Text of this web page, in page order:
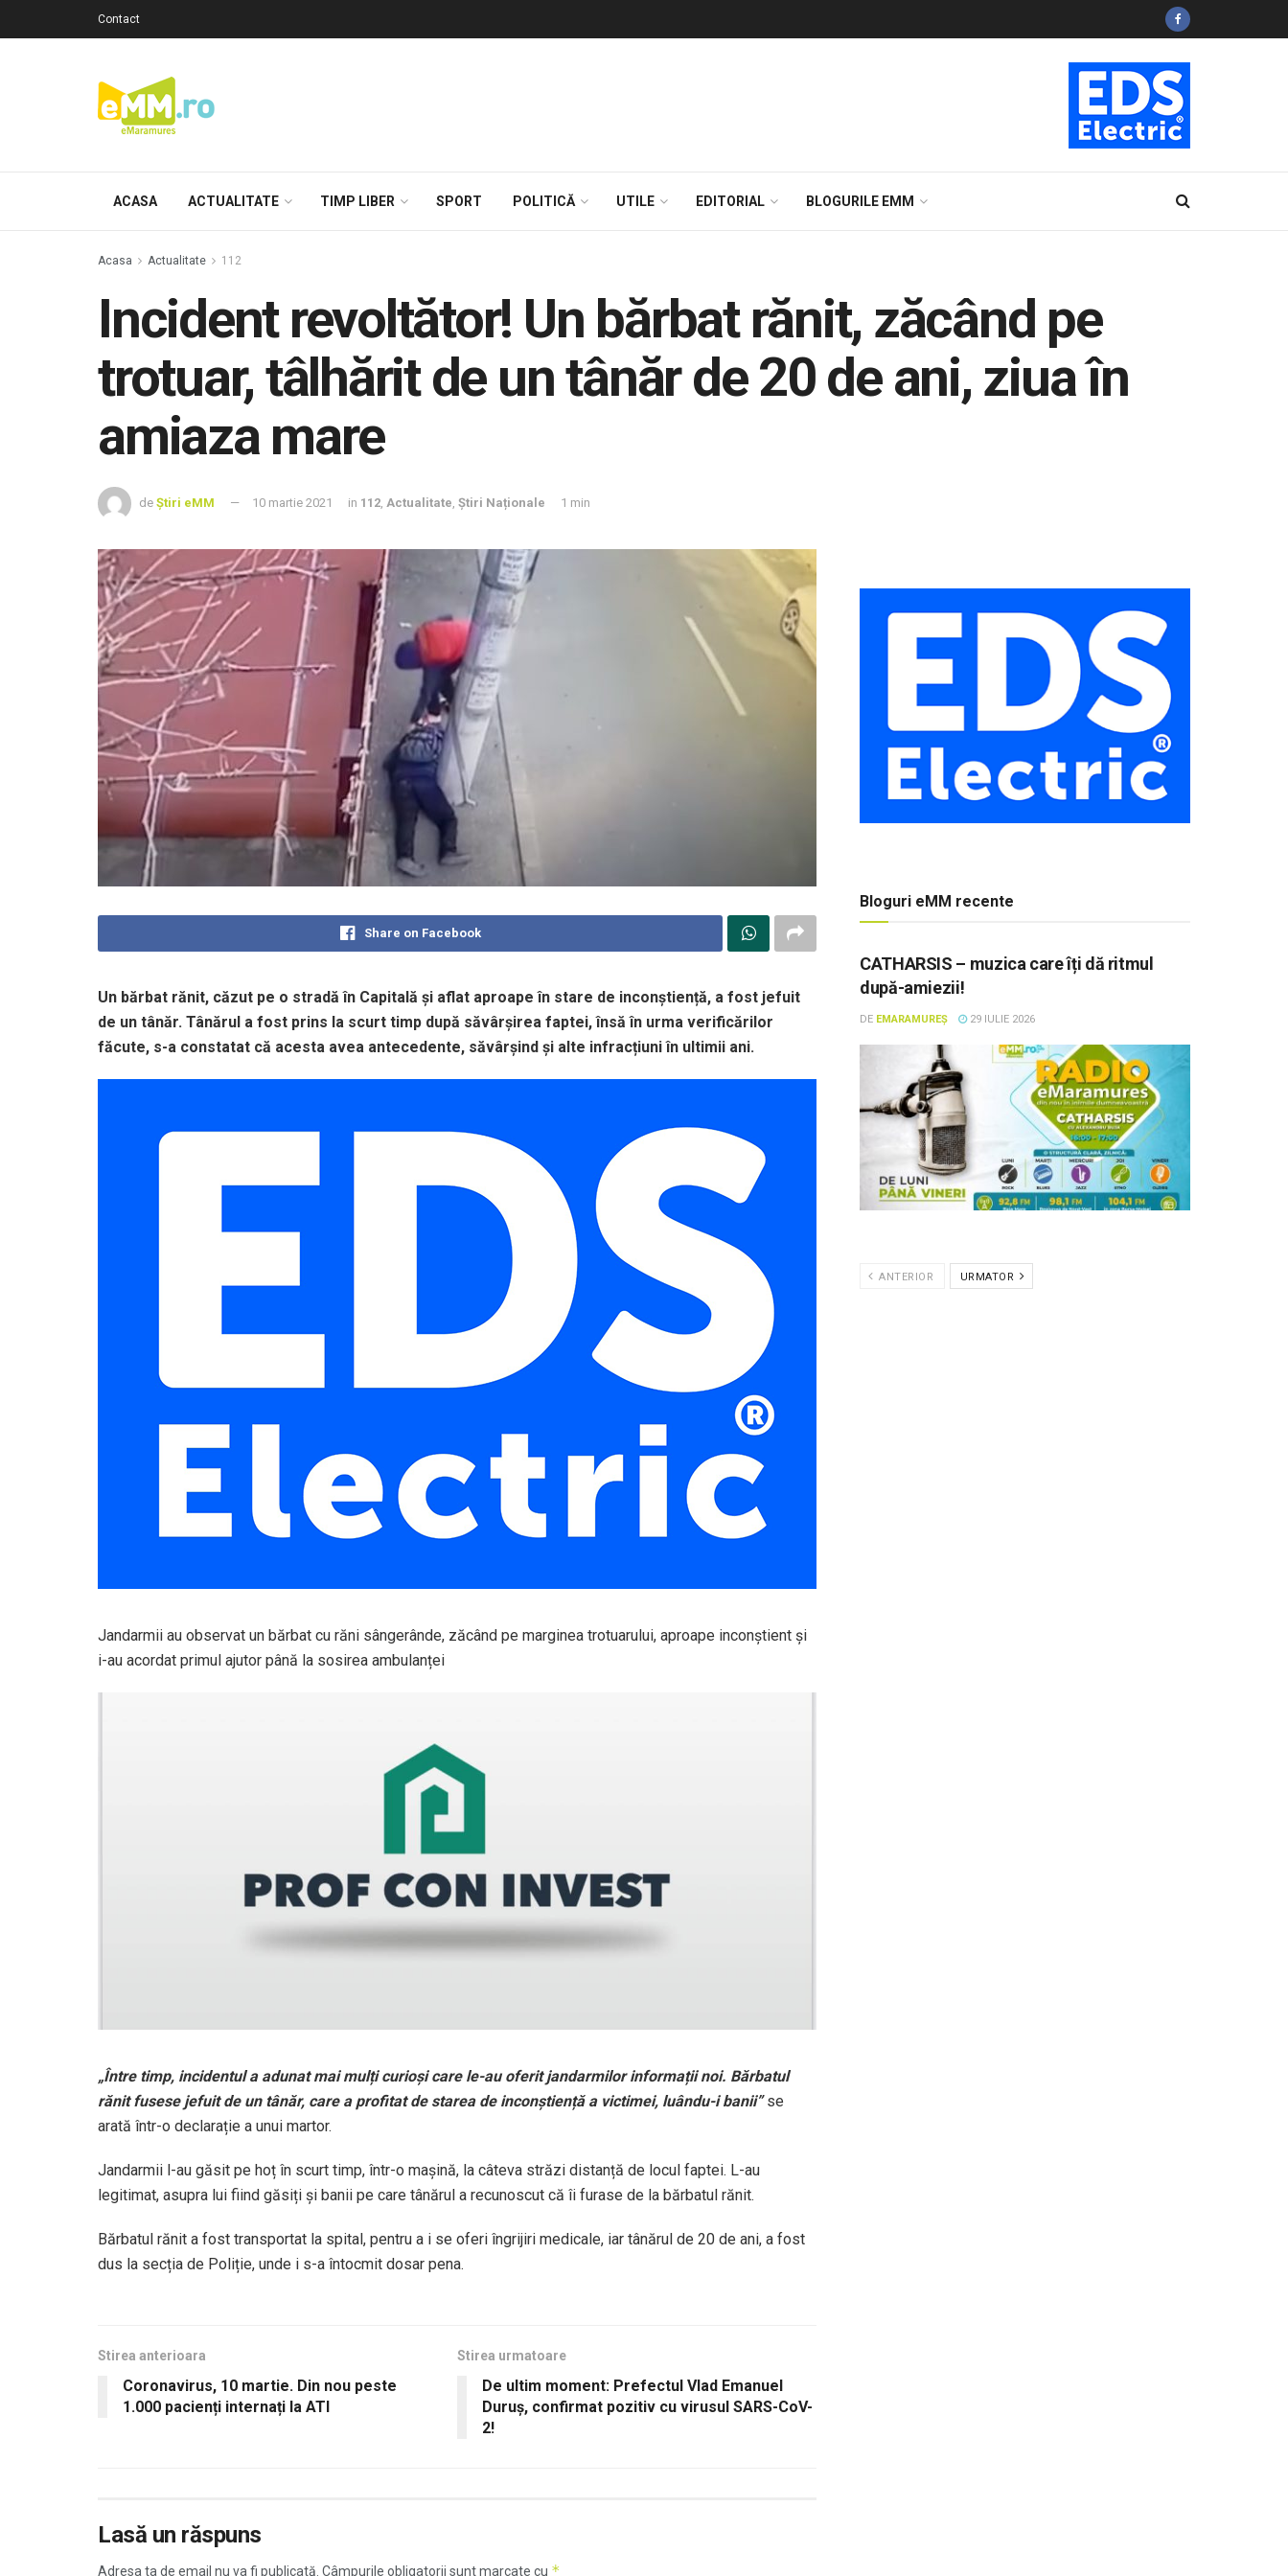
Contact
ACASA ACTUALITATE TIMP LIBER SPORT POLITICĂ UTILE EDITORIAL BLOGURILE EMM
Acasa Actualitate 112
Incident revoltător! Un bărbat rănit, zăcând pe
trotuar, tâlhărit de un tânăr de 20 de ani, ziua în
amiaza mare
de Știri eMM 10 martie 2021 in 112, Actualitate, Știri Naționale 1 min
Share on Facebook
Un bărbat rănit, căzut pe o stradă în Capitală și aflat aproape în stare de inconștiență, a fost jefuit
de un tânăr. Tânărul a fost prins la scurt timp după săvârșirea faptei, însă în urma verificărilor
făcute, s-a constatat că acesta avea antecedente, săvârșind și alte infracțiuni în ultimii ani.
Jandarmii au observat un bărbat cu răni sângerânde, zăcând pe marginea trotuarului, aproape inconștient și
i-au acordat primul ajutor până la sosirea ambulanței
„Între timp, incidentul a adunat mai mulți curioși care le-au oferit jandarmilor informații noi. Bărbatul
rănit fusese jefuit de un tânăr, care a profitat de starea de inconștiență a victimei, luându-i banii”se
arată într-o declarație a unui martor.
Jandarmii l-au găsit pe hoț în scurt timp, într-o mașină, la câteva străzi distanță de locul faptei. L-au
legitimat, asupra lui fiind găsiți și banii pe care tânărul a recunoscut că îi furase de la bărbatul rănit.
Bărbatul rănit a fost transportat la spital, pentru a i se oferi îngrijiri medicale, iar tânărul de 20 de ani, a fost
dus la secția de Poliție, unde i s-a întocmit dosar pena.
Stirea anterioara
Coronavirus, 10 martie. Din nou peste
1.000 pacienți internați la ATI
Stirea urmatoare
De ultim moment: Prefectul Vlad Emanuel
Duruș, confirmat pozitiv cu virusul SARS-CoV-
2!
Lasă un răspuns
Adresa ta de email nu va fi publicată. Câmpurile obligatorii sunt marcate cu *
Bloguri eMM recente
CATHARSIS – muzica care îți dă ritmul
după-amiezii!
DE EMARAMUREȘ 29 IULIE 2026
ANTERIOR URMATOR